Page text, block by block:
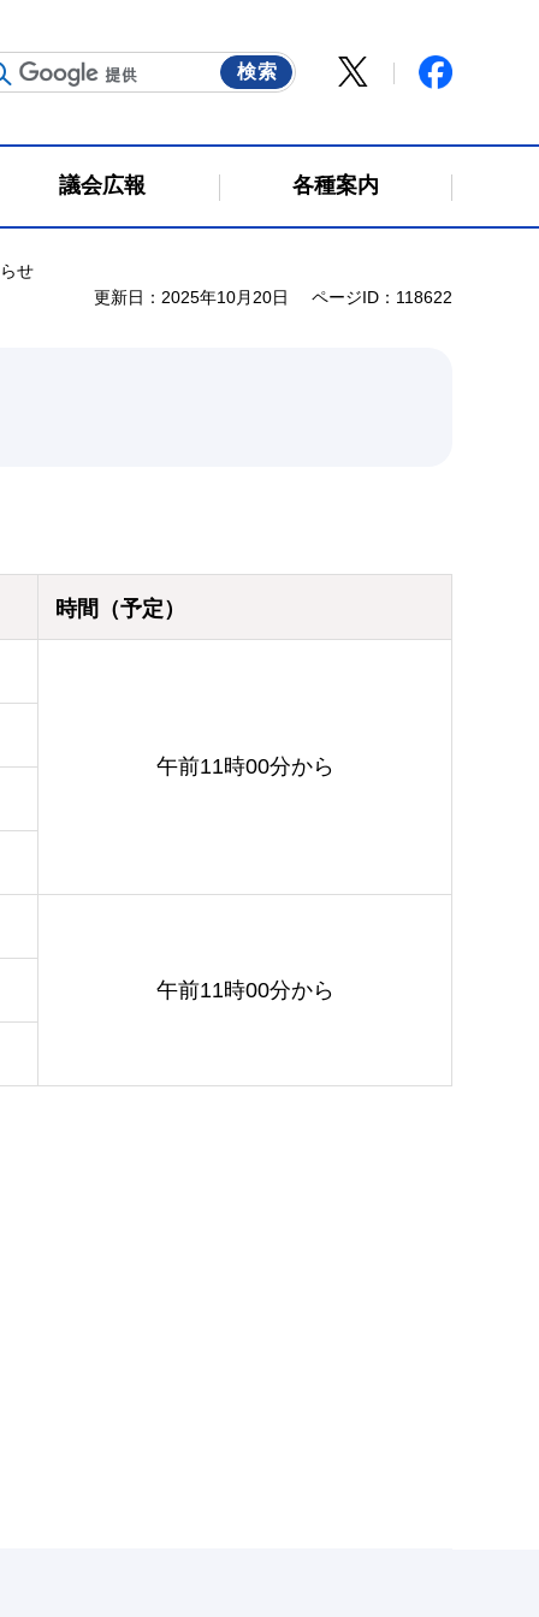
議会広報 各種案内
せ
更新日：2025年10月20日
ページID：118622
時間（予定）
午前11時00分から
午前11時00分から